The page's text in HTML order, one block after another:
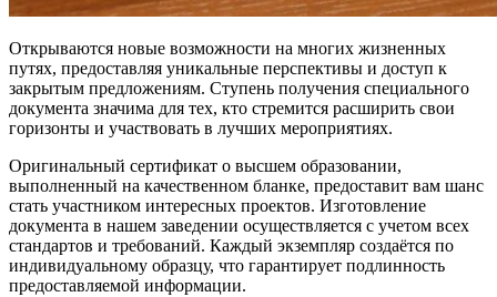
Открываются новые возможности на многих жизненных
путях, предоставляя уникальные перспективы и доступ к
закрытым предложениям. Ступень получения специального
документа значима для тех, кто стремится расширить свои
горизонты и участвовать в лучших мероприятиях.
Оригинальный сертификат о высшем образовании,
выполненный на качественном бланке, предоставит вам шанс
стать участником интересных проектов. Изготовление
документа в нашем заведении осуществляется с учетом всех
стандартов и требований. Каждый экземпляр создаётся по
индивидуальному образцу, что гарантирует подлинность
предоставляемой информации.